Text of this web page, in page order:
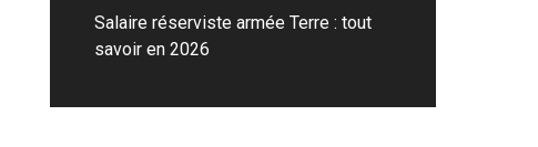
Salaire réserviste armée Terre : tout
savoir en 2026